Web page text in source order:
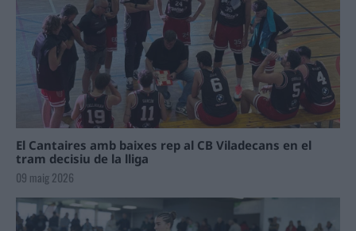
El Cantaires amb baixes rep al CB Viladecans en el
tram decisiu de la lliga
09 maig 2026